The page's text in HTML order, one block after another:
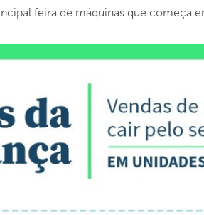
feira de máquinas que começa